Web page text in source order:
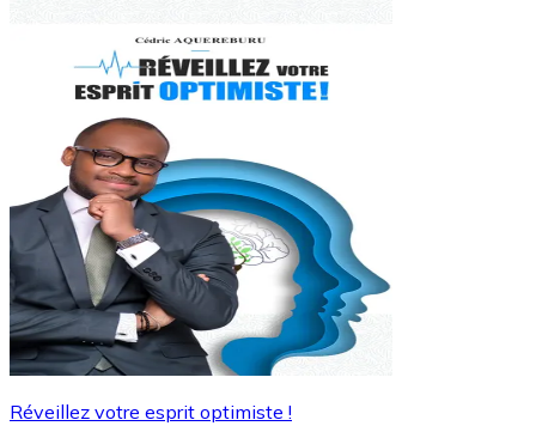
Réveillez votre esprit optimiste !